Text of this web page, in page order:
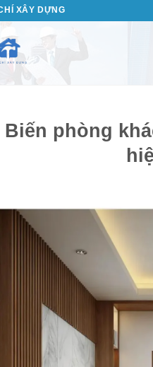
XÂY DỰNG
Biến phòng